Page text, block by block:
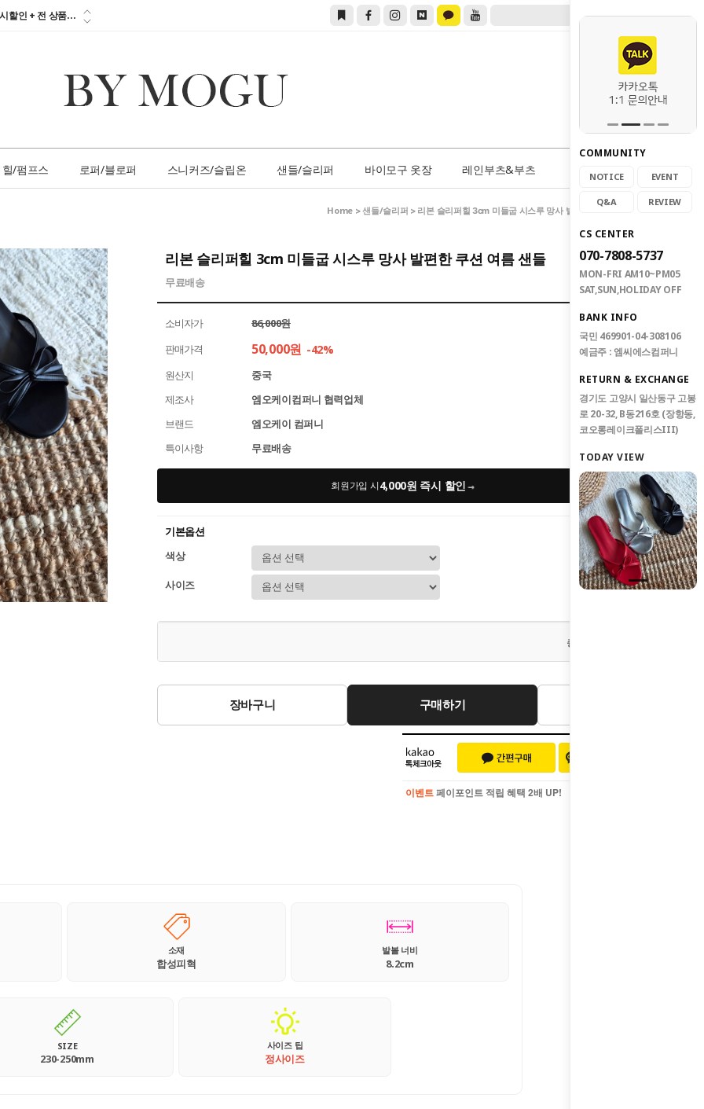
고하세요!!!...
고하세요!!!...
힐/펌프스 로퍼/블로퍼 스니커즈/슬립온 샌들/슬리퍼 바이모구 옷장 레인부츠&부츠
COMMUNITY
NOTICE EVENT
Q&A REVIEW
CS CENTER
070-7808-5737
MON-FRI AM10~PM05
SAT,SUN,HOLIDAY OFF
BANK INFO
국민 469901-04-308106
예금주 : 엠씨에스컴퍼니
RETURN & EXCHANGE
경기도 고양시 일산동구 고봉
로 20-32, B동216호 (장항동,
코오롱레이크폴리스III)
TODAY VIEW
Home >샌들/슬리퍼 > 리본 슬리퍼힐 3cm 미들굽 시스루 망사 발편한 쿠션 여름 샌들
리본 슬리퍼힐 3cm 미들굽 시스루 망사 발편한 쿠션 여름 샌들
무료배송
소비자가
86,000원
판매가격
50,000원 -42%
원산지
중국
제조사
엠오케이컴퍼니 협력업체
브랜드
엠오케이 컴퍼니
특이사항
무료배송
회원가입 시4,000원 즉시 할인→
기본옵션
색상
사이즈
총 상품 금액
장바구니 구매하기
이벤트 페이포인트 적립 혜택 2배 UP!
소재
합성피혁
발볼 너비
8.2cm
SIZE
230-250mm
사이즈 팁
정사이즈